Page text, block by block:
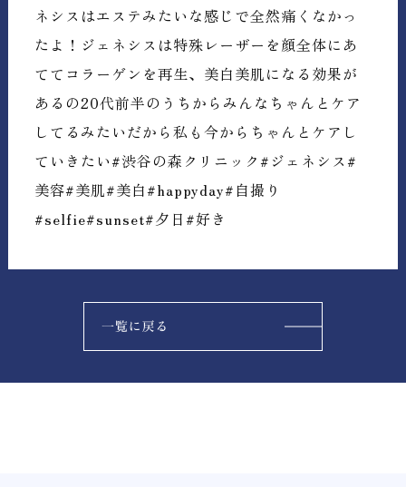
ネシスはエステみたいな感じで全然痛くなかっ
たよ！ジェネシスは特殊レーザーを顔全体にあ
ててコラーゲンを再生、美白美肌になる効果が
あるの20代前半のうちからみんなちゃんとケア
してるみたいだから私も今からちゃんとケアし
ていきたい#渋谷の森クリニック#ジェネシス#
美容#美肌#美白#happyday#自撮り
#selfie#sunset#夕日#好き